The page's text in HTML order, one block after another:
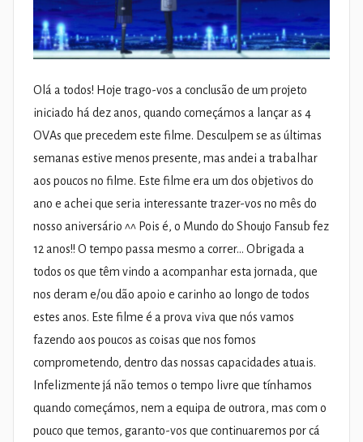
Olá a todos! Hoje trago-vos a conclusão de um projeto
iniciado há dez anos, quando começámos a lançar as 4
OVAs que precedem este filme. Desculpem se as últimas
semanas estive menos presente, mas andei a trabalhar
aos poucos no filme. Este filme era um dos objetivos do
ano e achei que seria interessante trazer-vos no mês do
nosso aniversário ^^ Pois é, o Mundo do Shoujo Fansub fez
12 anos!! O tempo passa mesmo a correr… Obrigada a
todos os que têm vindo a acompanhar esta jornada, que
nos deram e/ou dão apoio e carinho ao longo de todos
estes anos. Este filme é a prova viva que nós vamos
fazendo aos poucos as coisas que nos fomos
comprometendo, dentro das nossas capacidades atuais.
Infelizmente já não temos o tempo livre que tínhamos
quando começámos, nem a equipa de outrora, mas com o
pouco que temos, garanto-vos que continuaremos por cá